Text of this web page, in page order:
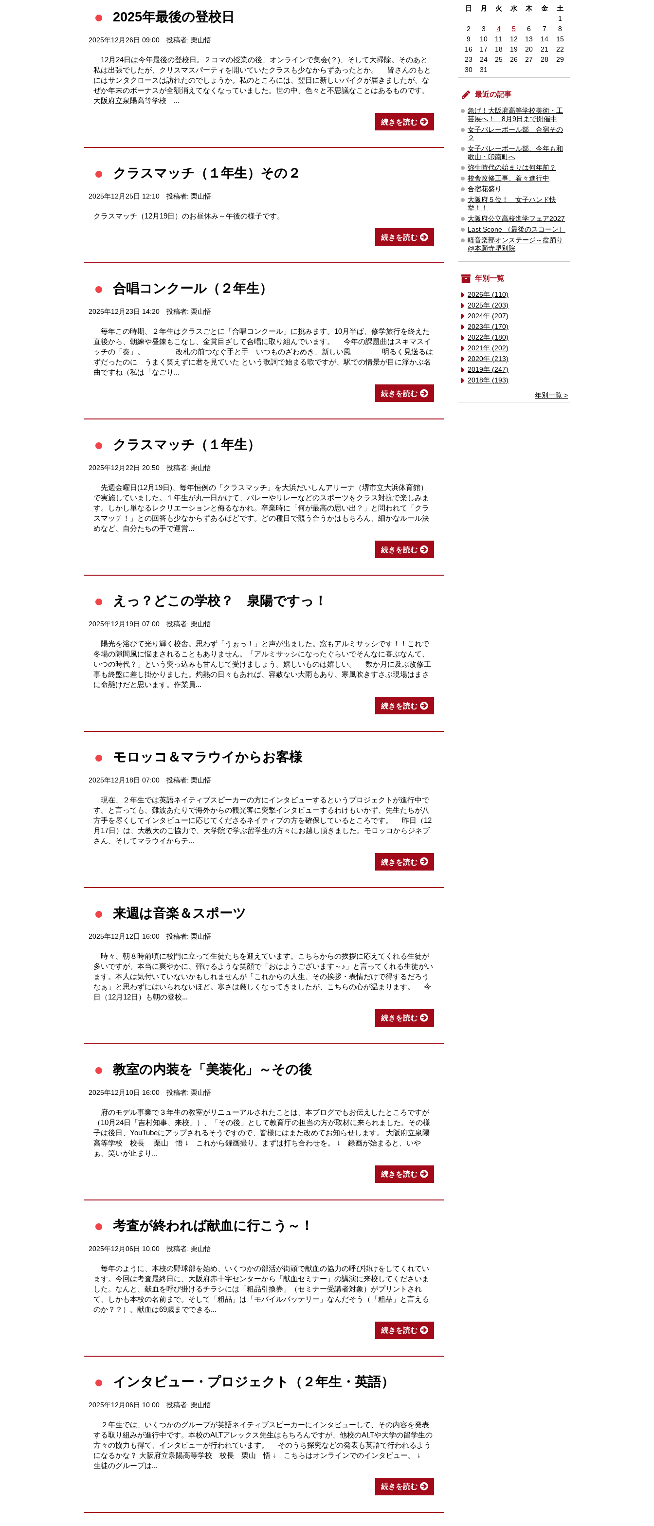
2025年最後の登校日
2025年12月26日 09:00 投稿者: 栗山悟
12月24日は今年最後の登校日。２コマの授業の後、オンラインで集会(？)、そして大掃除。そのあと
私は出張でしたが、クリスマスパーティを開いていたクラスも少なからずあったとか。 皆さんのもと
にはサンタクロースは訪れたのでしょうか。私のところには、翌日に新しいバイクが届きましたが、な
ぜか年末のボーナスが全額消えてなくなっていました。世の中、色々と不思議なことはあるものです。
大阪府立泉陽高等学校 ...
続きを読む
クラスマッチ（１年生）その２
2025年12月25日 12:10 投稿者: 栗山悟
クラスマッチ（12月19日）のお昼休み～午後の様子です。
続きを読む
合唱コンクール（２年生）
2025年12月23日 14:20 投稿者: 栗山悟
毎年この時期、２年生はクラスごとに「合唱コンクール」に挑みます。10月半ば、修学旅行を終えた
直後から、朝練や昼錬もこなし、金賞目ざして合唱に取り組んでいます。 今年の課題曲はスキマスイ
ッチの「奏」。 改札の前つなぐ手と手 いつものざわめき、新しい風 明るく見送るは
ずだったのに うまく笑えずに君を見ていた という歌詞で始まる歌ですが、駅での情景が目に浮かぶ名
曲ですね（私は「なごり...
続きを読む
クラスマッチ（１年生）
2025年12月22日 20:50 投稿者: 栗山悟
先週金曜日(12月19日)、毎年恒例の「クラスマッチ」を大浜だいしんアリーナ（堺市立大浜体育館）
で実施していました。１年生が丸一日かけて、バレーやリレーなどのスポーツをクラス対抗で楽しみま
す。しかし単なるレクリエーションと侮るなかれ。卒業時に「何が最高の思い出？」と問われて「クラ
スマッチ！」との回答も少なからずあるほどです。どの種目で競う合うかはもちろん、細かなルール決
めなど、自分たちの手で運営...
続きを読む
えっ？どこの学校？ 泉陽ですっ！
2025年12月19日 07:00 投稿者: 栗山悟
陽光を浴びて光り輝く校舎。思わず「うぉっ！」と声が出ました。窓もアルミサッシです！！これで
冬場の隙間風に悩まされることもありません。「アルミサッシになったぐらいでそんなに喜ぶなんて、
いつの時代？」という突っ込みも甘んじて受けましょう。嬉しいものは嬉しい。 数か月に及ぶ改修工
事も終盤に差し掛かりました。灼熱の日々もあれば、容赦ない大雨もあり、寒風吹きすさぶ現場はまさ
に命懸けだと思います。作業員...
続きを読む
モロッコ＆マラウイからお客様
2025年12月18日 07:00 投稿者: 栗山悟
現在、２年生では英語ネイティブスピーカーの方にインタビューするというプロジェクトが進行中で
す。と言っても、難波あたりで海外からの観光客に突撃インタビューするわけもいかず、先生たちが八
方手を尽くしてインタビューに応じてくださるネイティブの方を確保しているところです。 昨日（12
月17日）は、大教大のご協力で、大学院で学ぶ留学生の方々にお越し頂きました。モロッコからジネブ
さん、そしてマラウイからテ...
続きを読む
来週は音楽＆スポーツ
2025年12月12日 16:00 投稿者: 栗山悟
時々、朝８時前頃に校門に立って生徒たちを迎えています。こちらからの挨拶に応えてくれる生徒が
多いですが、本当に爽やかに、弾けるような笑顔で「おはようございます～♪」と言ってくれる生徒がい
ます。本人は気付いていないかもしれませんが「これからの人生、その挨拶・表情だけで得するだろう
なぁ」と思わずにはいられないほど。寒さは厳しくなってきましたが、こちらの心が温まります。 今
日（12月12日）も朝の登校...
続きを読む
教室の内装を「美装化」～その後
2025年12月10日 16:00 投稿者: 栗山悟
府のモデル事業で３年生の教室がリニューアルされたことは、本ブログでもお伝えしたところですが
（10月24日「吉村知事、来校」）、「その後」として教育庁の担当の方が取材に来られました。その様
子は後日、YouTubeにアップされるそうですので、皆様にはまた改めてお知らせします。 大阪府立泉陽
高等学校 校長 栗山 悟 ↓ これから録画撮り。まずは打ち合わせを。 ↓ 録画が始まると、いや
ぁ、笑いが止まり...
続きを読む
考査が終われば献血に行こう～！
2025年12月06日 10:00 投稿者: 栗山悟
毎年のように、本校の野球部を始め、いくつかの部活が街頭で献血の協力の呼び掛けをしてくれてい
ます。今回は考査最終日に、大阪府赤十字センターから「献血セミナー」の講演に来校してくださいま
した。なんと、献血を呼び掛けるチラシには「粗品引換券」（セミナー受講者対象）がプリントされ
て、しかも本校の名前まで。そして「粗品」は「モバイルバッテリー」なんだそう（「粗品」と言える
のか？？）。献血は69歳までできる...
続きを読む
インタビュー・プロジェクト（２年生・英語）
2025年12月06日 10:00 投稿者: 栗山悟
２年生では、いくつかのグループが英語ネイティブスピーカーにインタビューして、その内容を発表
する取り組みが進行中です。本校のALTアレックス先生はもちろんですが、他校のALTや大学の留学生の
方々の協力も得て、インタビューが行われています。 そのうち探究などの発表も英語で行われるよう
になるかな？ 大阪府立泉陽高等学校 校長 栗山 悟 ↓ こちらはオンラインでのインタビュー。 ↓
生徒のグループは...
続きを読む
日 月 火 水 木 金
土
1
2
3 4 5 6 7
8
9
10 11 12 13 14
15
16
17 18 19 20 21
22
23
24 25 26 27 28
29
30
31
最近の記事
急げ！大阪府高等学校美術・工
芸展へ！ 8月9日まで開催中
女子バレーボール部 合宿その
２
女子バレーボール部、今年も和
歌山・印南町へ
弥生時代の始まりは何年前？
校舎改修工事、着々進行中
合宿花盛り
大阪府５位！ 女子ハンド快
挙！！
大阪府公立高校進学フェア2027
Last Scone （最後のスコーン）
軽音楽部オンステージ～盆踊り
@本願寺堺別院
年別一覧
2026年 (110)
2025年 (203)
2024年 (207)
2023年 (170)
2022年 (180)
2021年 (202)
2020年 (213)
2019年 (247)
2018年 (193)
年別一覧 >